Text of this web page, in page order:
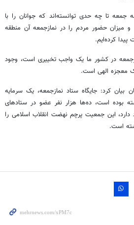
جمعه تا چه حدی توانسته‌اند که جوانان را با
و میزان حضور مردم را در نمازجمعه آن منطقه
کرده‌ایم.
در کشور ما یک واجب تخییری است، وجود
بیان کرد: جایگاه ستاد نمازجمعه، یک سرمایه
بوده است، ده‌ها هزار نفر عضو در ستادهای
این جمعیت پرچم نهضت انقلاب اسلامی را
است.